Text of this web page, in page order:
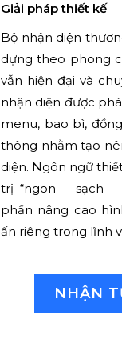
Giải pháp thiết kế
Bộ nhận diện
dựng theo phong
vẫn hiện đại và
nhận diện được
menu, bao bì,
thông nhằm tạo
diện. Ngôn ngữ
trị “ngon – sạch
phần nâng cao
ấn riêng trong lĩnh
NHẬN